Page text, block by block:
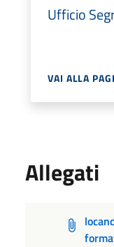
Ufficio
VAI ALLA
Allegati